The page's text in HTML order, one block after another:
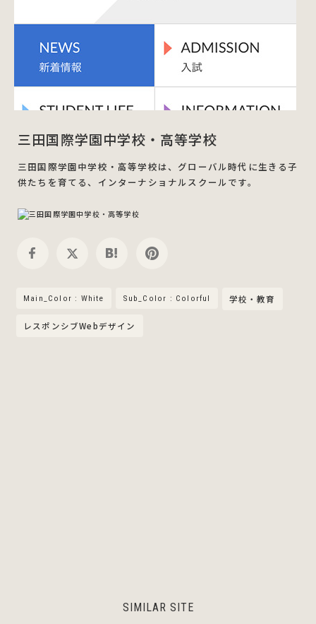
三田国際学園中学校・高等学校
三田国際学園中学校・高等学校は、グローバル時代に生きる子
供たちを育てる、インターナショナルスクールです。
Main_Color : White Sub_Color : Colorful 学校・教育
レスポンシブWebデザイン
SIMILAR SITE